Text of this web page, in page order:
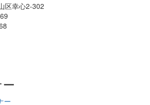
区幸心2-302
ー